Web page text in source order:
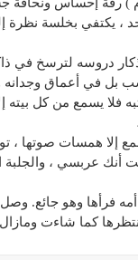
، يكتفي بخلسة نظرة
دروسه لترسخ في
بل في أعماق وجدانه
فلا يسمع من كل بيته
إلا همسات صوتها ،
أنك عربسي ، والجلبة
فرأها وهو جائع. وصل
كما شاءت